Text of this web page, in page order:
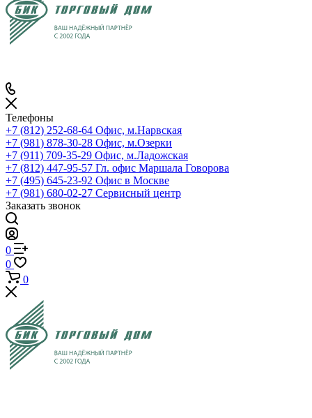
Телефоны
+7 (812) 252-68-64 Офис, м.Нарвская
+7 (981) 878-30-28 Офис, м.Озерки
+7 (911) 709-35-29 Офис, м.Ладожская
+7 (812) 447-95-57 Гл. офис Маршала Говорова
+7 (495) 645-23-92 Офис в Москве
+7 (981) 680-02-27 Сервисный центр
Заказать звонок
0
0
0